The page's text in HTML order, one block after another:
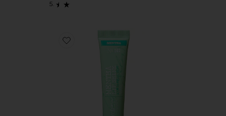
Favorite MENTHA 립밤